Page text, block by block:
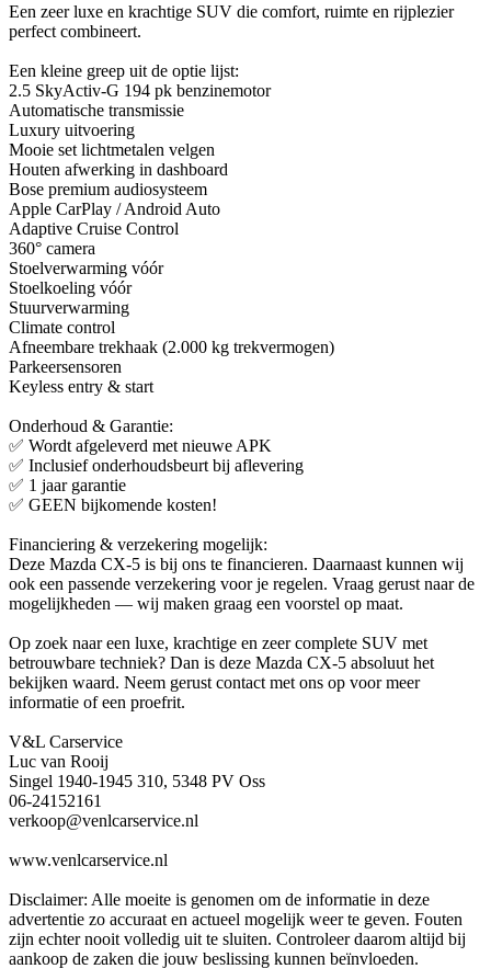
Een zeer luxe en krachtige SUV die comfort, ruimte en rijplezier
perfect combineert.
Een kleine greep uit de optie lijst:
2.5 SkyActiv-G 194 pk benzinemotor
Automatische transmissie
Luxury uitvoering
Mooie set lichtmetalen velgen
Houten afwerking in dashboard
Bose premium audiosysteem
Apple CarPlay / Android Auto
Adaptive Cruise Control
360° camera
Stoelverwarming vóór
Stoelkoeling vóór
Stuurverwarming
Climate control
Afneembare trekhaak (2.000 kg trekvermogen)
Parkeersensoren
Keyless entry & start
Onderhoud & Garantie:
✅ Wordt afgeleverd met nieuwe APK
✅ Inclusief onderhoudsbeurt bij aflevering
✅ 1 jaar garantie
✅ GEEN bijkomende kosten!
Financiering & verzekering mogelijk:
Deze Mazda CX-5 is bij ons te financieren. Daarnaast kunnen wij
ook een passende verzekering voor je regelen. Vraag gerust naar de
mogelijkheden — wij maken graag een voorstel op maat.
Op zoek naar een luxe, krachtige en zeer complete SUV met
betrouwbare techniek? Dan is deze Mazda CX-5 absoluut het
bekijken waard. Neem gerust contact met ons op voor meer
informatie of een proefrit.
V&L Carservice
Luc van Rooij
Singel 1940-1945 310, 5348 PV Oss
06-24152161
verkoop@venlcarservice.nl
www.venlcarservice.nl
Disclaimer: Alle moeite is genomen om de informatie in deze
advertentie zo accuraat en actueel mogelijk weer te geven. Fouten
zijn echter nooit volledig uit te sluiten. Controleer daarom altijd bij
aankoop de zaken die jouw beslissing kunnen beïnvloeden.